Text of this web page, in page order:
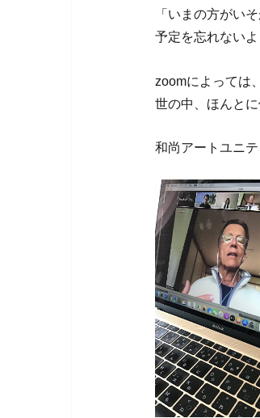
「いまの方がい
予定を忘れないよ
zoomによっては
世の中、ほんとに
和尚アートユニ